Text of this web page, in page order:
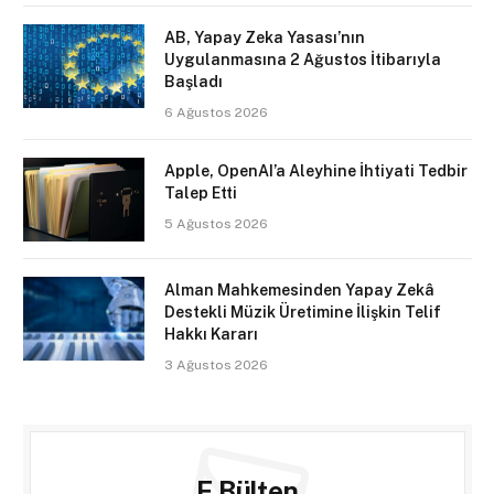
AB, Yapay Zeka Yasası’nın
Uygulanmasına 2 Ağustos İtibarıyla
Başladı
6 Ağustos 2026
Apple, OpenAI’a Aleyhine İhtiyati Tedbir
Talep Etti
5 Ağustos 2026
Alman Mahkemesinden Yapay Zekâ
Destekli Müzik Üretimine İlişkin Telif
Hakkı Kararı
3 Ağustos 2026